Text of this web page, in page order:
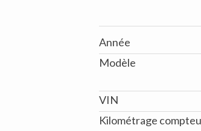
Année
Modèle
VIN
Kilométrage